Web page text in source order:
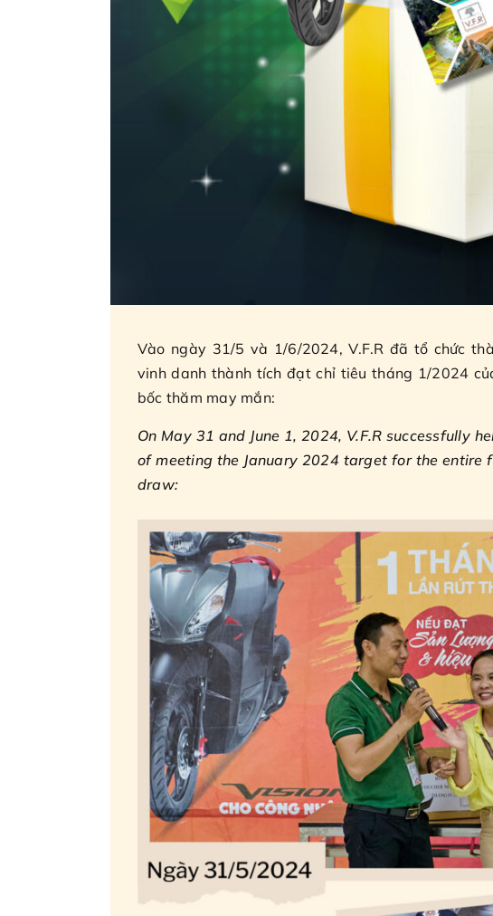
Vào ngày 31/5 và 1/6/2024, V.F.R đã tổ chức
vinh danh thành tích đạt chỉ tiêu tháng 1/2024
bốc thăm may mắn:
On May 31 and June 1, 2024, V.F.R successfully
of meeting the January 2024 target for the entire
draw: